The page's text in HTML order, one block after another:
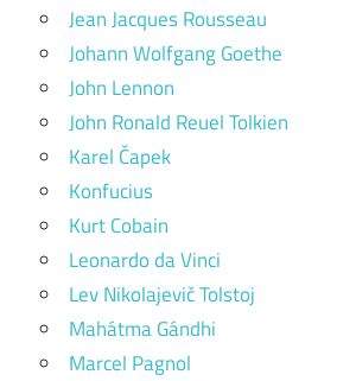
Jean Jacques Rousseau
Johann Wolfgang Goethe
John Lennon
John Ronald Reuel Tolkien
Karel Čapek
Konfucius
Kurt Cobain
Leonardo da Vinci
Lev Nikolajevič Tolstoj
Mahátma Gándhi
Marcel Pagnol